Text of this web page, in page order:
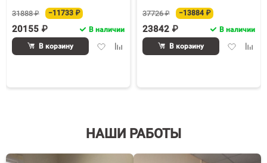
31888 ₽ −11733 ₽
20155 ₽ В наличии
ДобавитьДобавить
В корзину
37726 ₽ −13884 ₽
23842 ₽ В наличии
Добавить
В корзину
НАШИ РАБОТЫ